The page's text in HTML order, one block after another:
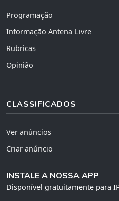
Programação
Informação Antena Livre
Rubricas
Opinião
CLASSIFICADOS
Ver anúncios
Criar anúncio
INSTALE A NOSSA APP
Disponível gratuitamente para